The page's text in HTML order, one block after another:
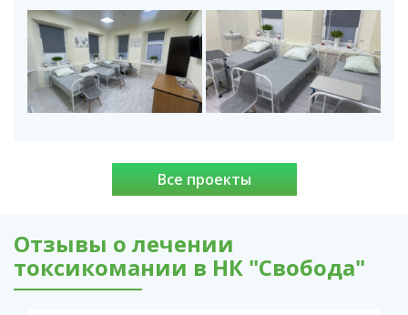
Все проекты
Отзывы о лечении
токсикомании в НК "Свобода"